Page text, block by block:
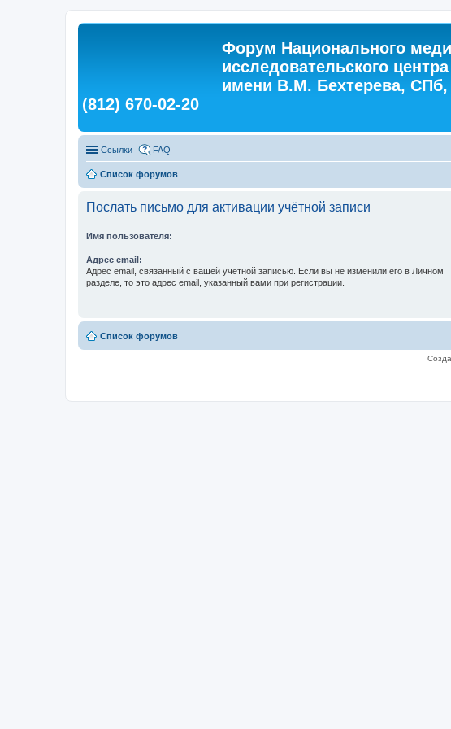
Форум Национального
исследовательского
имени В.М. Бехтерева, СПб,
(812) 670-02-20
Ссылки FAQ
Список форумов
Послать письмо для активации учётной записи
Имя пользователя:
Адрес email:
Адрес email, связанный с вашей учётной записью. Если вы не изменили его в Личном
разделе, то это адрес email, указанный вами при регистрации.
Список форумов